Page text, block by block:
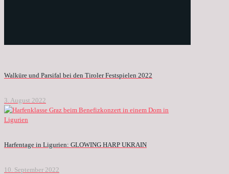
Walküre und Parsifal bei den Tiroler Festspielen 2022
3. August 2022
Harfentage in Ligurien: GLOWING HARP UKRAIN
10. September 2022